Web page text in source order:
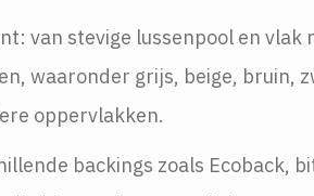
van stevige lussenpool en
waaronder grijs, beige, bruin,
oppervlakken.
backings zoals Ecoback,